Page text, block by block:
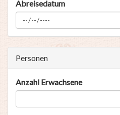
Abreisedatum
Personen
Anzahl Erwachsene